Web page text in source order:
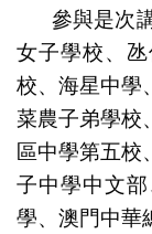
參與是次
女子學校、
校、海星中學
菜農子弟學校
區中學第五校
子中學中文
學、澳門中華